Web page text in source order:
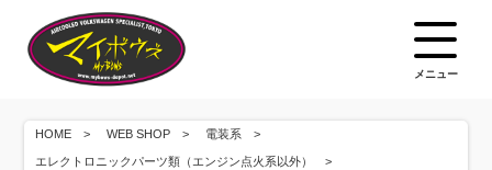
メニュー
HOME WEB SHOP 電装系
エレクトロニックパーツ類（エンジン点火系以外）